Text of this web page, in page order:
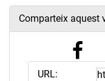
Comparteix aquest
URL: